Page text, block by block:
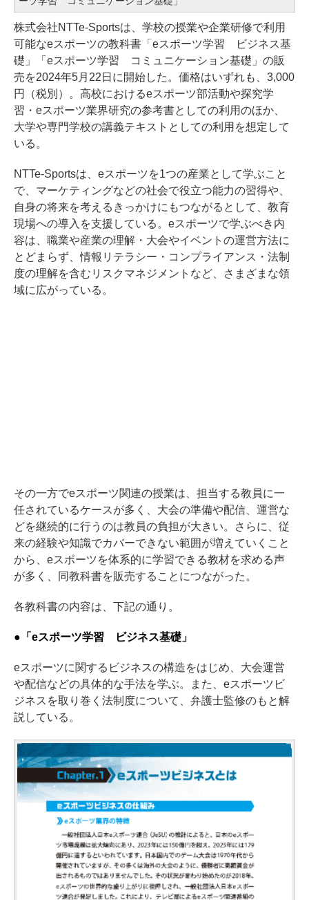
株式会社NTTe-Sportsは、学校の授業や企業研修で利用
可能なeスポーツの教科書「eスポーツ学習 ビジネス基
礎」「eスポーツ学習 コミュニケーション基礎」の販
売を2024年5月22日に開始した。価格はいずれも、3,000
円（税別）。高校におけるeスポーツ部活動や探究学
習・eスポーツ業界研究の参考書としての利用のほか、
大学や専門学校の講義テキストとしての利用を想定して
いる。
NTTe-Sportsは、eスポーツを1つの産業として学ぶこと
で、マーケティングなどの社会で役立つ能力の習得や、
自身の将来を考えるきっかけにもつながるとして、教育
現場への導入を支援している。eスポーツで学ぶべき内
容は、職業や産業の理解・大会やイベントの運営方法に
とどまらず、情報リテラシー・コンプライアンス・法制
度の理解を含むリスクマネジメントなど、さまざまな領
域に広がっている。
その一方でeスポーツ関連の授業は、担当する教員に一
任されているケースが多く、大会の準備や配信、運営な
どを継続的に行うのは教員の負担が大きい。さらに、従
来の経験や知識でカバーできない範囲が増えていくこと
から、eスポーツを体系的に学習できる教材を求める声
が多く、同教科書を販売することにつながった。
各教科書の内容は、下記の通り。
●「eスポーツ学習 ビジネス基礎」
eスポーツに関するビジネスの構造をはじめ、大会運営
や配信などの具体的な手法を学ぶ。また、eスポーツビ
ジネスを取り巻く法制度について、弁護士監修のもと解
説している。